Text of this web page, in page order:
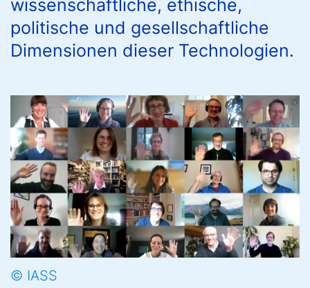
wissenschaftliche, ethische,
politische und gesellschaftliche
Dimensionen dieser Technologien.
© IASS